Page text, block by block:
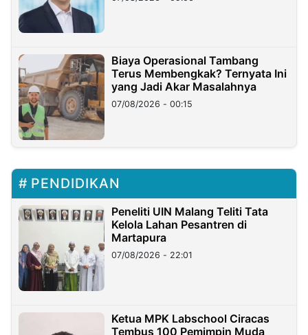
Miliar
Biaya Operasional Tambang
Terus Membengkak? Ternyata Ini
yang Jadi Akar Masalahnya
07/08/2026 - 00:15
PENDIDIKAN
Peneliti UIN Malang Teliti Tata
Kelola Lahan Pesantren di
Martapura
07/08/2026 - 22:01
Ketua MPK Labschool Ciracas
Tembus 100 Pemimpin Muda